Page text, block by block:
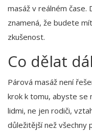
masáž v reálném čase.
znamená, že budete
zkušenost.
Co dělat
Párová masáž není
krok k tomu, abyste se
lidmi, ne jen rodiči,
důležitější než všechny